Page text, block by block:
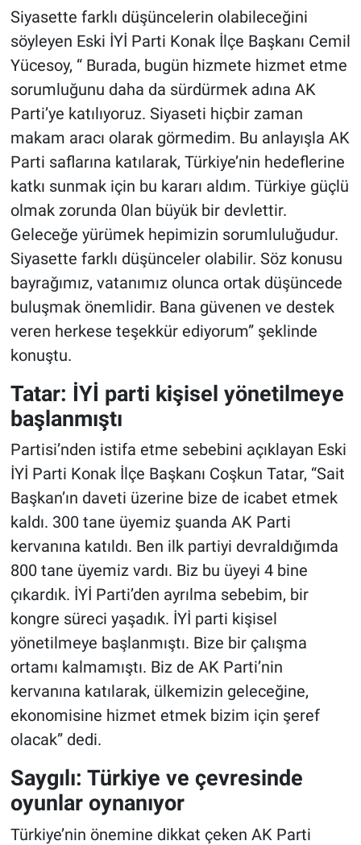
Siyasette farklı düşüncelerin olabileceğini
söyleyen Eski İYİ Parti Konak İlçe Başkanı Cemil
Yücesoy, “ Burada, bugün hizmete hizmet etme
sorumluğunu daha da sürdürmek adına AK
Parti’ye katılıyoruz. Siyaseti hiçbir zaman
makam aracı olarak görmedim. Bu anlayışla AK
Parti saflarına katılarak, Türkiye’nin hedeflerine
katkı sunmak için bu kararı aldım. Türkiye güçlü
olmak zorunda 0lan büyük bir devlettir.
Geleceğe yürümek hepimizin sorumluluğudur.
Siyasette farklı düşünceler olabilir. Söz konusu
bayrağımız, vatanımız olunca ortak düşüncede
buluşmak önemlidir. Bana güvenen ve destek
veren herkese teşekkür ediyorum” şeklinde
konuştu.
Tatar: İYİ parti kişisel yönetilmeye
başlanmıştı
Partisi’nden istifa etme sebebini açıklayan Eski
İYİ Parti Konak İlçe Başkanı Coşkun Tatar, “Sait
Başkan’ın daveti üzerine bize de icabet etmek
kaldı. 300 tane üyemiz şuanda AK Parti
kervanına katıldı. Ben ilk partiyi devraldığımda
800 tane üyemiz vardı. Biz bu üyeyi 4 bine
çıkardık. İYİ Parti’den ayrılma sebebim, bir
kongre süreci yaşadık. İYİ parti kişisel
yönetilmeye başlanmıştı. Bize bir çalışma
ortamı kalmamıştı. Biz de AK Parti’nin
kervanına katılarak, ülkemizin geleceğine,
ekonomisine hizmet etmek bizim için şeref
olacak” dedi.
Saygılı: Türkiye ve çevresinde
oyunlar oynanıyor
Türkiye’nin önemine dikkat çeken AK Parti